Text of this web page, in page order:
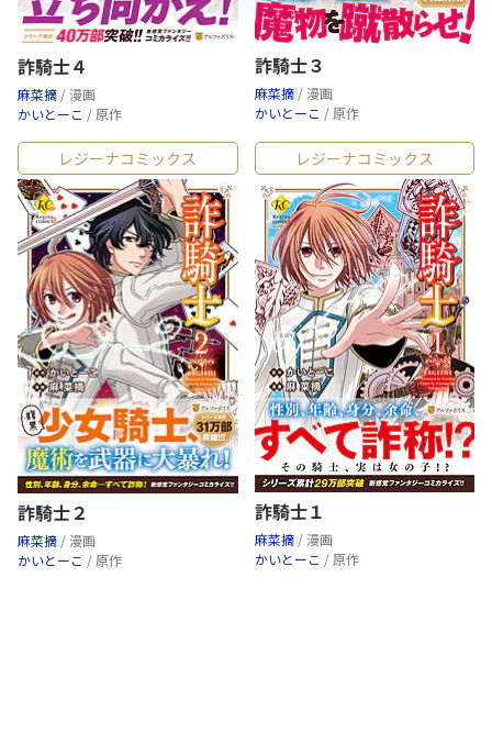
詐騎士４
麻菜摘 / 漫画
かいとーこ / 原作
詐騎士３
麻菜摘 / 漫画
かいとーこ / 原作
レジーナコミックス
詐騎士２
麻菜摘 / 漫画
かいとーこ / 原作
レジーナコミックス
詐騎士１
麻菜摘 / 漫画
かいとーこ / 原作